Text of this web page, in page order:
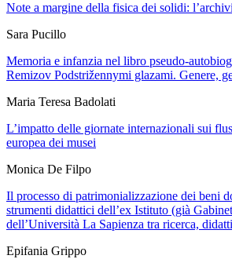
Note a margine della fisica dei solidi:
Sara Pucillo
Memoria e infanzia nel libro pseudo-
Remizov Podstrižennymi glazami. Genere,
Maria Teresa Badolati
L’impatto delle giornate internazionali sui
europea dei musei
Monica De Filpo
Il processo di patrimonializzazione dei beni
strumenti didattici dell’ex Istituto (già
dell’Università La Sapienza tra ricerca,
Epifania Grippo